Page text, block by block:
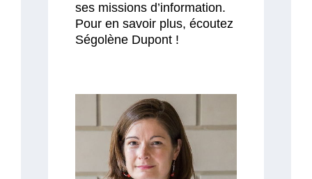
ses missions d’information.
Pour en savoir plus, écoutez
Ségolène Dupont !